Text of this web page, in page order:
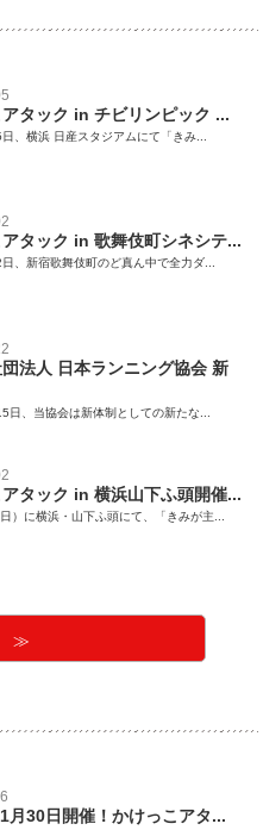
タック in チビリンピック ...
、横浜 日産スタジアムにて「きみ...
タック in 歌舞伎町シネシテ...
、新宿歌舞伎町のど真ん中で全力ダ...
団法人 日本ランニング協会 新
日、当協会は新体制としての新たな...
タック in 横浜山下ふ頭開催...
）に横浜・山下ふ頭にて、「きみが主...
≫
月30日開催！かけっこアタ...